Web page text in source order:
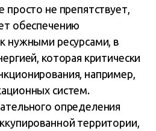
просто не препятствует,
обеспечению
нужными ресурсами, в
которая критически
например,
систем.
определения
территории,